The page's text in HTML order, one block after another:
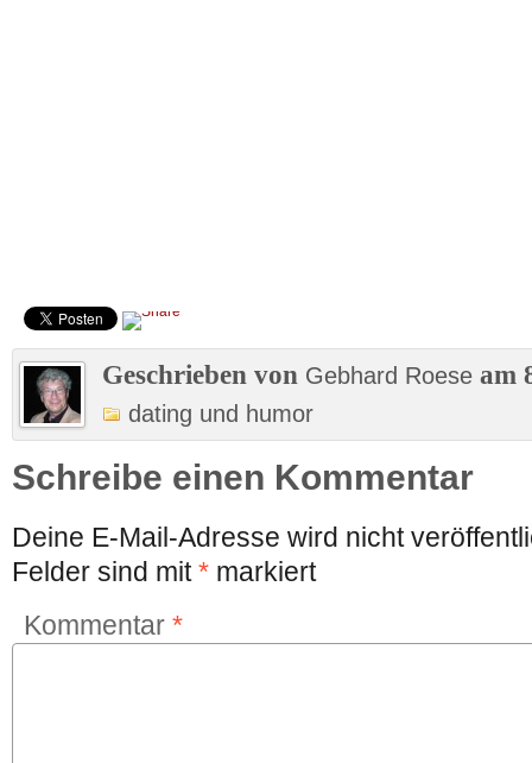
Geschrieben von Gebhard Roese am
dating und humor
Schreibe einen Kommentar
Deine E-Mail-Adresse wird nicht
Felder sind mit* markiert
Kommentar *